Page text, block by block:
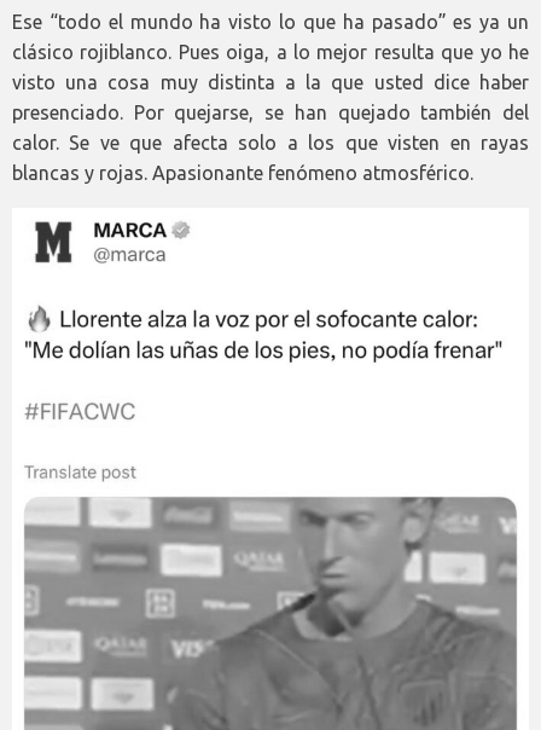
Ese “todo el mundo ha visto lo que ha pasado” es ya un
clásico rojiblanco. Pues oiga, a lo mejor resulta que yo he
visto una cosa muy distinta a la que usted dice haber
presenciado. Por quejarse, se han quejado también del
calor. Se ve que afecta solo a los que visten en rayas
blancas y rojas. Apasionante fenómeno atmosférico.